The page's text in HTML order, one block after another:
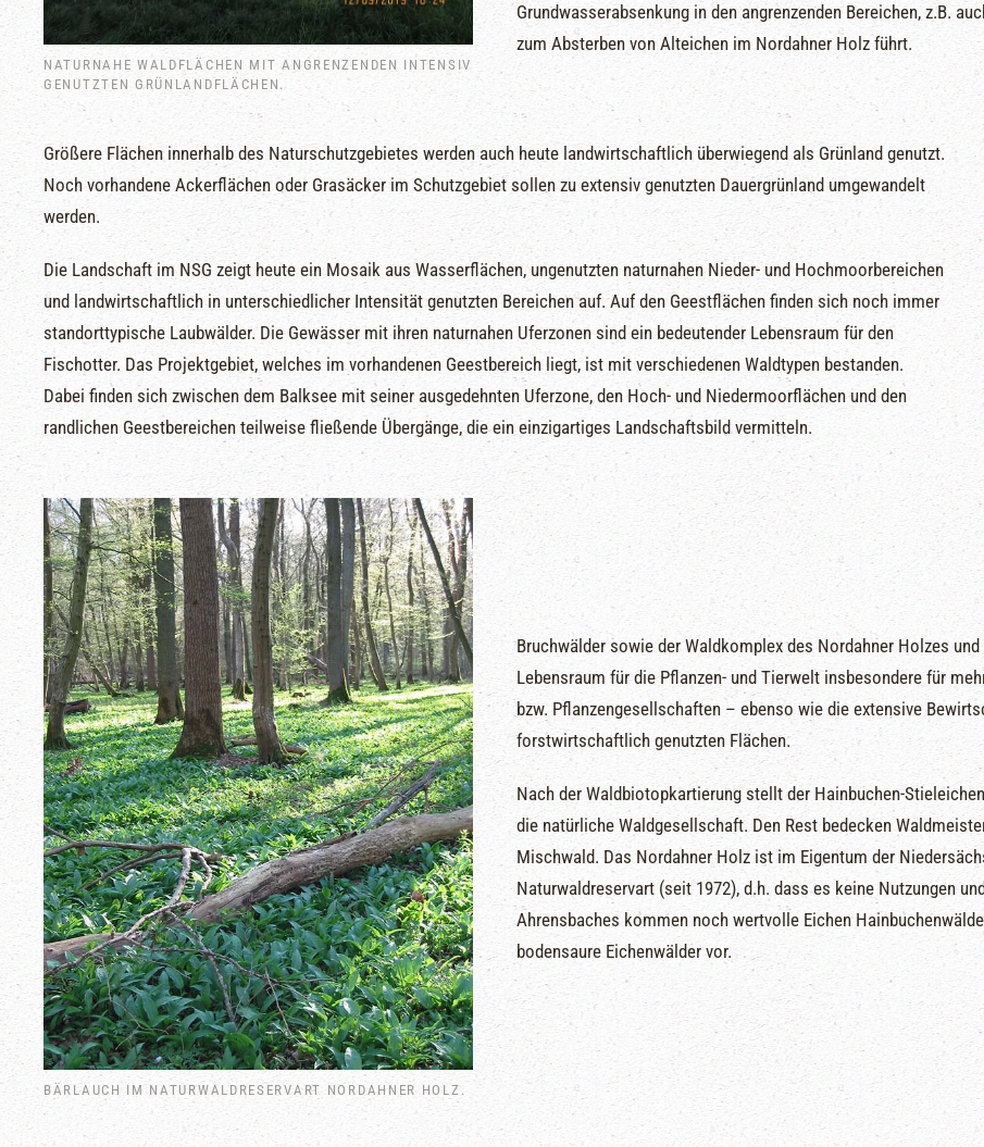
NATURNAHE WALDFLÄCHEN MIT ANGRENZENDEN INTENSIV
GENUTZTEN GRÜNLANDFLÄCHEN.
Grundwasserabsenkung in den angrenzenden Bereichen, z.B.
zum Absterben von Alteichen im Nordahner Holz führt.
Größere Flächen innerhalb des Naturschutzgebietes werden auch heute landwirtschaftlich überwiegend als Grünland genutzt.
Noch vorhandene Ackerflächen oder Grasäcker im Schutzgebiet sollen zu extensiv genutzten Dauergrünland umgewandelt
werden.
Die Landschaft im NSG zeigt heute ein Mosaik aus Wasserflächen, ungenutzten naturnahen Nieder- und Hochmoorbereichen
und landwirtschaftlich in unterschiedlicher Intensität genutzten Bereichen auf. Auf den Geestflächen finden sich noch immer
standorttypische Laubwälder. Die Gewässer mit ihren naturnahen Uferzonen sind ein bedeutender Lebensraum für den
Fischotter. Das Projektgebiet, welches im vorhandenen Geestbereich liegt, ist mit verschiedenen Waldtypen bestanden.
Dabei finden sich zwischen dem Balksee mit seiner ausgedehnten Uferzone, den Hoch- und Niedermoorflächen und den
randlichen Geestbereichen teilweise fließende Übergänge, die ein einzigartiges Landschaftsbild vermitteln.
BÄRLAUCH IM NATURWALDRESERVART NORDAHNER HOLZ.
Bruchwälder sowie der Waldkomplex des Nordahner Holzes
Lebensraum für die Pflanzen- und Tierwelt insbesondere für
bzw. Pflanzengesellschaften – ebenso wie die extensive
forstwirtschaftlich genutzten Flächen.
Nach der Waldbiotopkartierung stellt der Hainbuchen-
die natürliche Waldgesellschaft. Den Rest bedecken
Mischwald. Das Nordahner Holz ist im Eigentum der
Naturwaldreservart (seit 1972), d.h. dass es keine Nutzungen
Ahrensbaches kommen noch wertvolle Eichen
bodensaure Eichenwälder vor.